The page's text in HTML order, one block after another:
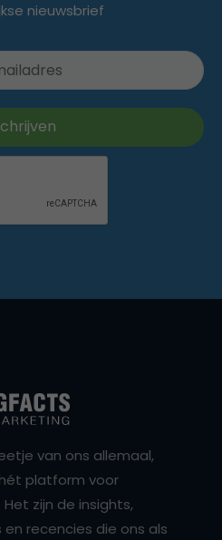
nieuwsbrief
van ons allemaal,
platform voor
zijn de insights,
recencies die ons als